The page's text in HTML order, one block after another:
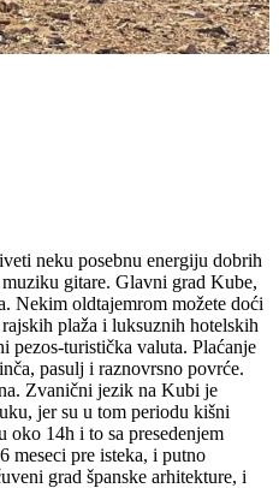
neku posebnu energiju dobrih
gitare. Glavni grad Kube,
Nekim oldtajemrom možete doći
plaža i luksuznih hotelskih
pezos-turistička valuta. Plaćanje
pasulj i raznovrsno povrće.
Zvanični jezik na Kubi je
jer su u tom periodu kišni
oko 14h i to sa presedenjem
meseci pre isteka, i putno
grad španske arhitekture, i